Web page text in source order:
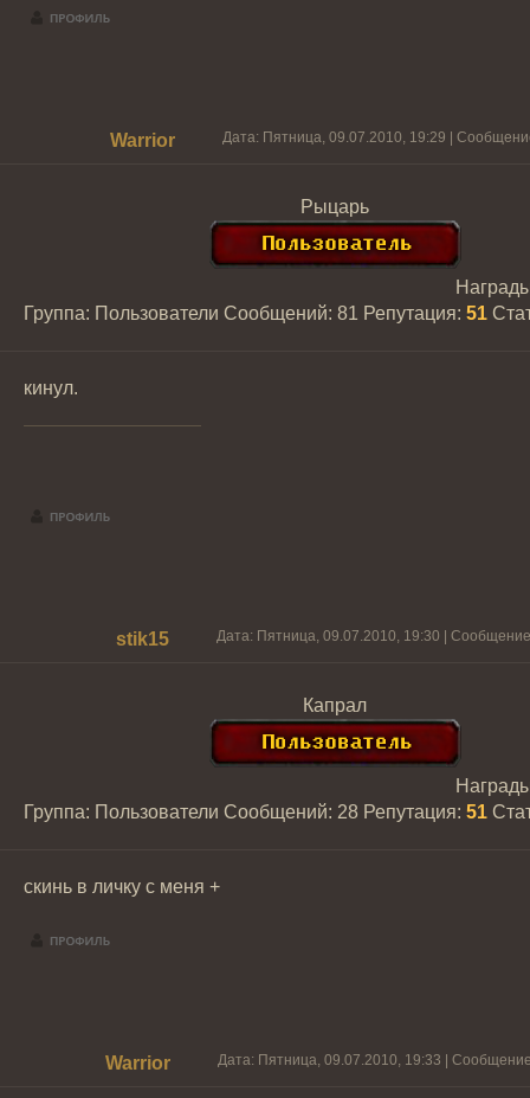
Warrior Дата: Пятница, 09.07.2010, 19:29 |
Рыцарь
Группа: Пользователи Сообщений: 81 Репутация: 51
кинул.
stik15 Дата: Пятница, 09.07.2010, 19:30 |
Капрал
Группа: Пользователи Сообщений: 28 Репутация: 51
скинь в личку с меня +
Warrior Дата: Пятница, 09.07.2010, 19:33 |